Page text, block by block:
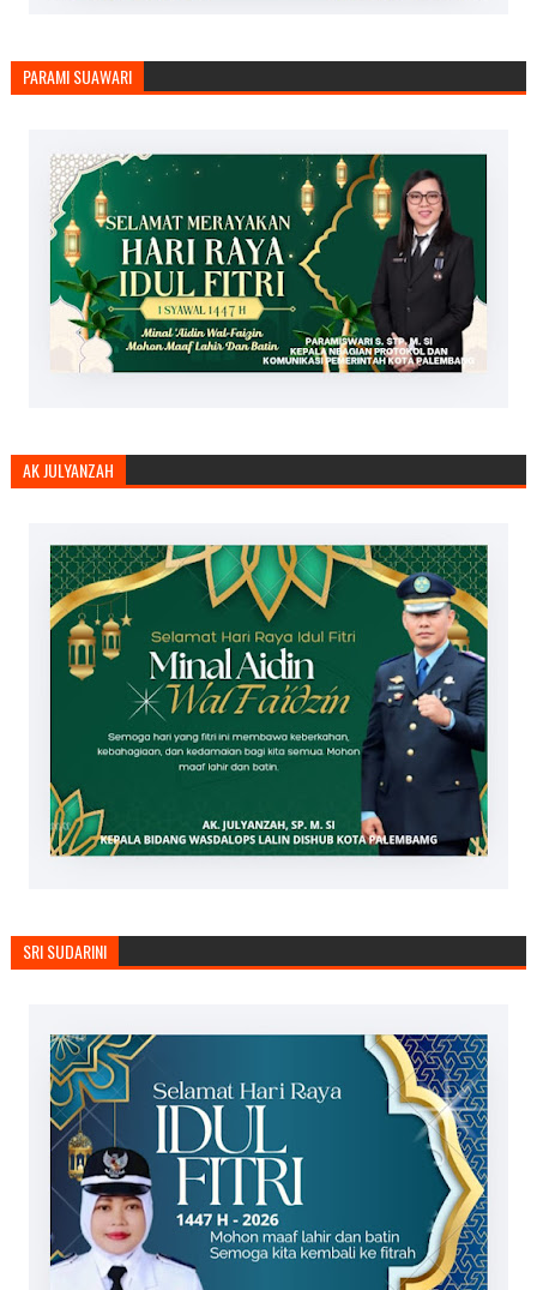
PARAMI SUAWARI
AK JULYANZAH
SRI SUDARINI